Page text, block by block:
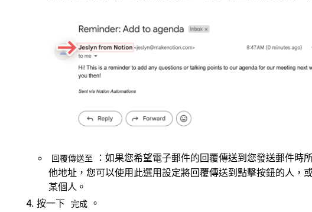
回覆傳送至
：如果您希望電子郵件的回覆傳送到您發送郵件時
他地址，您可以使用此選用設定將回覆傳送到點擊按鈕的人，
某個人。
按一下 完成 。